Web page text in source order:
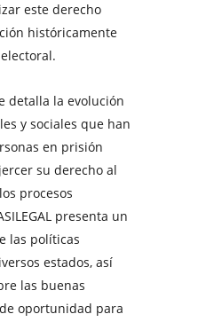
este derecho
históricamente
detalla la evolución
y sociales que han
en prisión
su derecho al
procesos
presenta un
las políticas
estados, así
las buenas
oportunidad para